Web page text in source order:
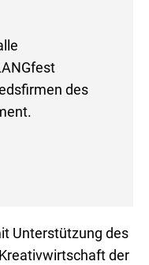
des
Unterstützung des
der